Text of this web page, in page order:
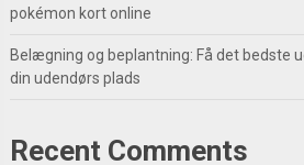
pokémon kort online
Belægning og beplantning: Få det bedste
din udendørs plads
Recent Comments